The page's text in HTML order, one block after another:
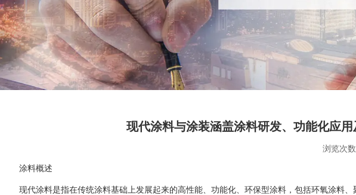
现代涂料与涂装涵盖涂料研发、功能化应
浏览次数
涂料概述
现代涂料是指在传统涂料基础上发展起来的高性能、功能化、环保型涂料，包括环氧涂料